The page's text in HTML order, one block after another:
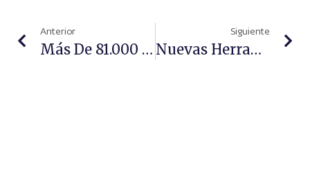
Anterior
Más De 81.000 Personas Acceden Al Programa De Detección Precoz De Cáncer De Colon Y Recto Del Hospital Clínic Y El Hospital Del Mar A Través De Las Farmacias
Siguiente
Nuevas Herramientas Para Optimizar La Gestión Clínica Del Hipertenso En Consulta